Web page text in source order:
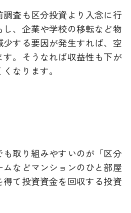
調査も区分投資より入念に行
し、企業や学校の移転など物
する要因が発生すれば、空
。そうなれば収益性も下が
なります。
取り組みやすいのが「区分
などマンションのひと部屋
て投資資金を回収する投資